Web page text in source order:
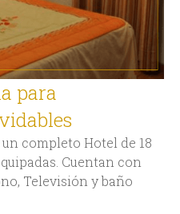
relevancia internacional.
Ubicados en La Rabida,
Palos de la Frontera, junto
al muelle de las Carabelas
desde donde
partió Cristobal
Colón para descubrir las
américas en 1492.